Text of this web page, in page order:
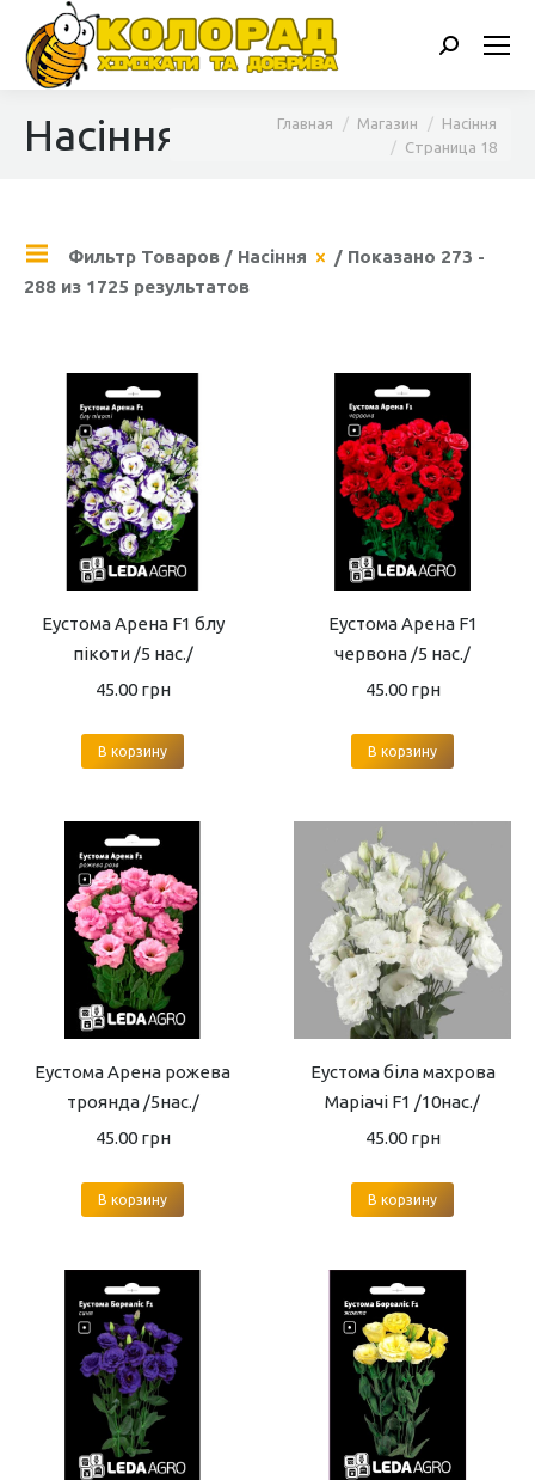
Поиск:
Насіння Главная Магазин
Насіння
Страница 18
Фильтр Товаров / Насіння
/ Показано 273 -
288 из 1725 результатов
Еустома Арена F1 блу
пікоти /5 нас./
45.00 грн
В корзину
Еустома Арена F1
червона /5 нас./
45.00 грн
В корзину
Еустома Арена рожева
троянда /5нас./
45.00 грн
В корзину
Еустома біла махрова
Маріачі F1 /10нас./
45.00 грн
В корзину